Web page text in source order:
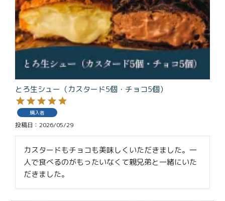
とろ生シュー（カスタード5個・チョコ5個）
購入者
投稿日 2026/05/29
カスタードもチョコも美味しくいただきました。一
人で食べるのがもったいなくて親兄弟と一緒にいた
だきました。